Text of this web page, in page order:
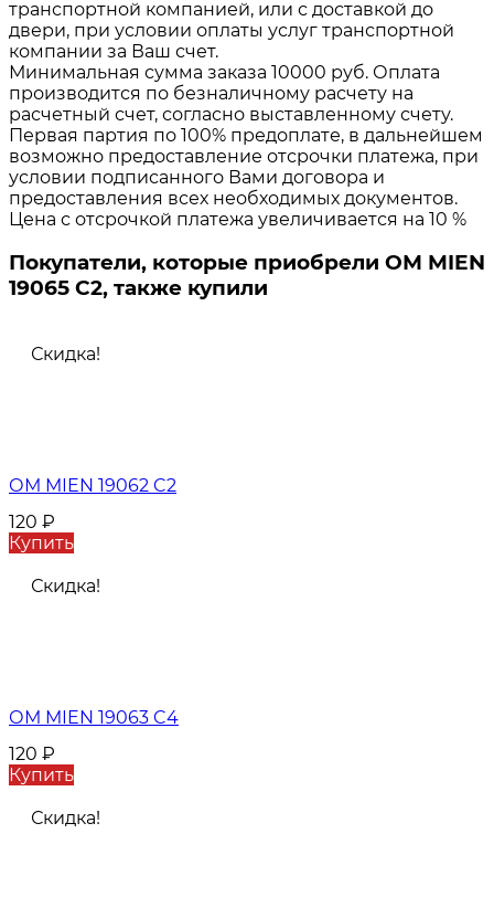
транспортной компанией, или с доставкой до
двери, при условии оплаты услуг транспортной
компании за Ваш счет.
Минимальная сумма заказа 10000 руб. Оплата
производится по безналичному расчету на
расчетный счет, согласно выставленному счету.
Первая партия по 100% предоплате, в дальнейшем
возможно предоставление отсрочки платежа, при
условии подписанного Вами договора и
предоставления всех необходимых документов.
Цена с отсрочкой платежа увеличивается на 10 %
Покупатели, которые приобрели ОМ MIEN
19065 C2, также купили
Скидка!
ОМ MIEN 19062 C2
120 ₽
Купить
Скидка!
ОМ MIEN 19063 C4
120 ₽
Купить
Скидка!